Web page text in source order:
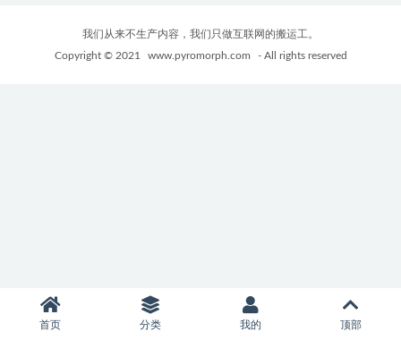
我们从来不生产内容，我们只做互联网的搬运工。
Copyright © 2021
www.pyromorph.com - All rights reserved
首页 分类 我的 顶部